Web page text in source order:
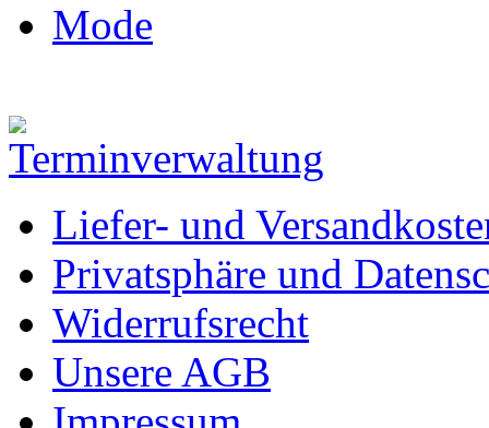
Mode
Liefer- und
Privatsphäre und
Widerrufsrecht
Unsere AGB